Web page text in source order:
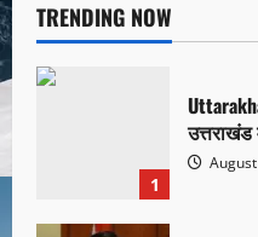
TRENDING NOW
1
उत्तराखंड